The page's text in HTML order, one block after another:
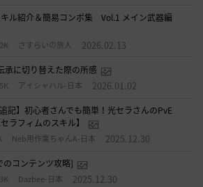
ル紹介＆簡易コンボ集 Vol.1 メイン武器編
さすらいの旅人 2026.02.13
承に切り替えた際の所感
アイシャハル-日本 2026.01.02
記】初心者さんでも簡単！光セラさんのPvE
ラフィムのスキル】
Neb用作業ちゃんA-日本 2025.12.30
のコンテンツ攻略]
Dazbee-日本 2025.12.30